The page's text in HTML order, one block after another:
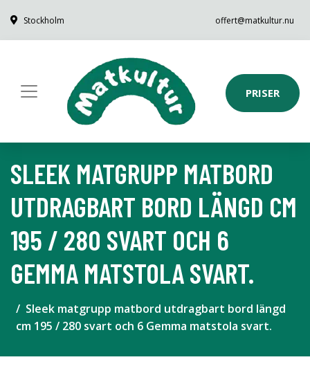
Stockholm offert@matkultur.nu
PRISER
SLEEK MATGRUPP MATBORD
UTDRAGBART BORD LÄNGD CM
195 / 280 SVART OCH 6
GEMMA MATSTOLA SVART.
Sleek matgrupp matbord utdragbart bord längd
cm 195 / 280 svart och 6 Gemma matstola svart.